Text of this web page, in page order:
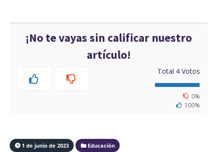
¡No te vayas sin calificar nuestro
artículo!
Total 4 Votos
0%
100%
1 de junio de 2023 Educación